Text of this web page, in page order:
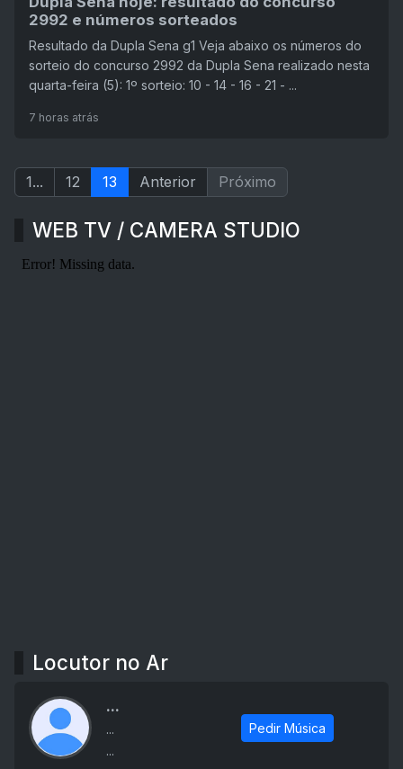
2992 e números sorteados
Resultado da Dupla Sena g1 Veja abaixo os números do
sorteio do concurso 2992 da Dupla Sena realizado nesta
quarta-feira (5): 1º sorteio: 10 - 14 - 16 - 21 - ...
7 horas atrás
1... 12 13 Anterior Próximo
WEB TV / CAMERA STUDIO
Locutor no Ar
...
...
...
Pedir Música